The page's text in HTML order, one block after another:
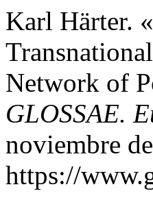
Karl Härter.
Network of
GLOSSAE.
noviembre
https://